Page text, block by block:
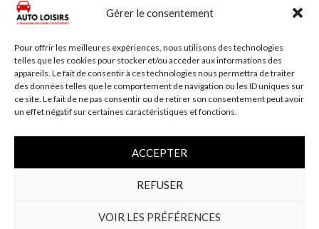
Gérer le consentement
Pour offrir les meilleures expériences, nous utilisons des technologies
telles que les cookies pour stocker et/ou accéder aux informations des
appareils. Le fait de consentir à ces technologies nous permettra de traiter
des données telles que le comportement de navigation ou les ID uniques sur
ce site. Le fait de ne pas consentir ou de retirer son consentement peut avoir
un effet négatif sur certaines caractéristiques et fonctions.
ACCEPTER
REFUSER
VOIR LES PRÉFÉRENCES
Colombie : Un élu se filme dans une voiture criblée
de balles et affirme avoir échappé à une tentative
d'assassinat
Gérald Darmanin : Trois voitures, douze gardes du
corps, pourquoi cette protection ?
Mercedes fête de manière grandiose les 140 ans de
Un Député à Lyon Utilise sa Carte de Député pour
Échapper à une Verbalisation
Accident causé par un gyrophare : un député et son